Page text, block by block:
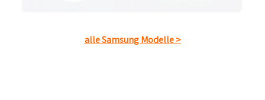
alle Samsung Modelle >